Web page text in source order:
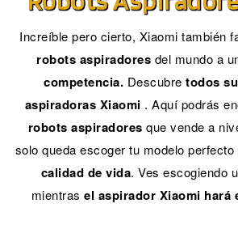
Increíble pero cierto, Xiaomi también
robots aspiradores del mundo a
competencia. Descubre todos
aspiradoras Xiaomi . Aquí podrás
robots aspiradoresque vende a
solo queda escoger tu modelo
calidad de vida. Ves escogiendo
mientras el aspirador Xiaomi hará